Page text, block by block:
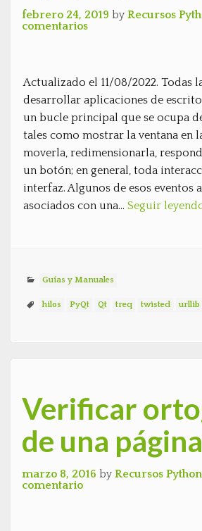
febrero 24, 2019 by Recursos
comentarios
Actualizado el 11/08/2022. Todas
desarrollar aplicaciones de
un bucle principal que se ocupa
tales como mostrar la ventana en
moverla, redimensionarla,
un botón; en general, toda
interfaz. Algunos de esos eventos
asociados con una… Seguir
Guías y Manuales
hilos PyQt Qt treq twisted urllib
Verificar
de una
marzo 8, 2016 by Recursos Python
comentario